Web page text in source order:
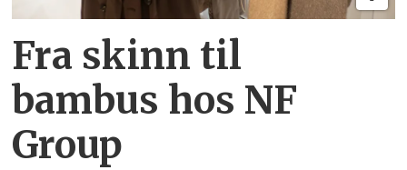
Fra skinn til
bambus hos NF
Group